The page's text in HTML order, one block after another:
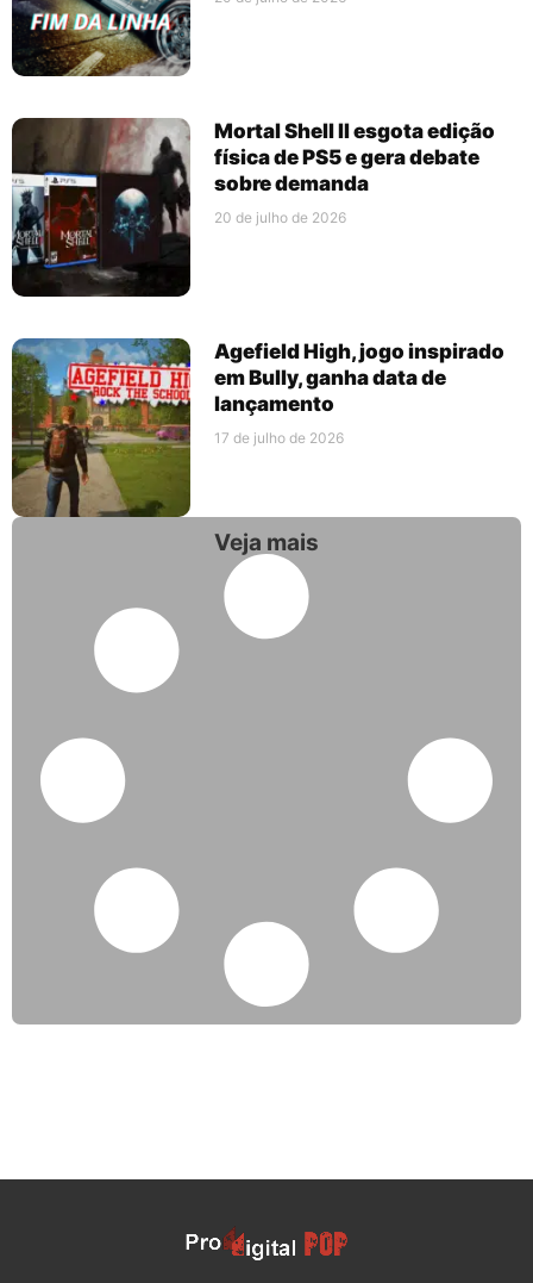
Mortal Shell II esgota edição
física de PS5 e gera debate
sobre demanda
20 de julho de 2026
Agefield High, jogo inspirado
em Bully, ganha data de
lançamento
17 de julho de 2026
Veja mais